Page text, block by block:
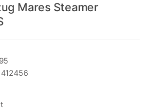
Mares Steamer
412456